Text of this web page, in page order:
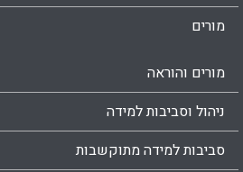
מורים
מורים והוראה
ניהול וסביבות למידה
סביבות למידה מתוקשבות